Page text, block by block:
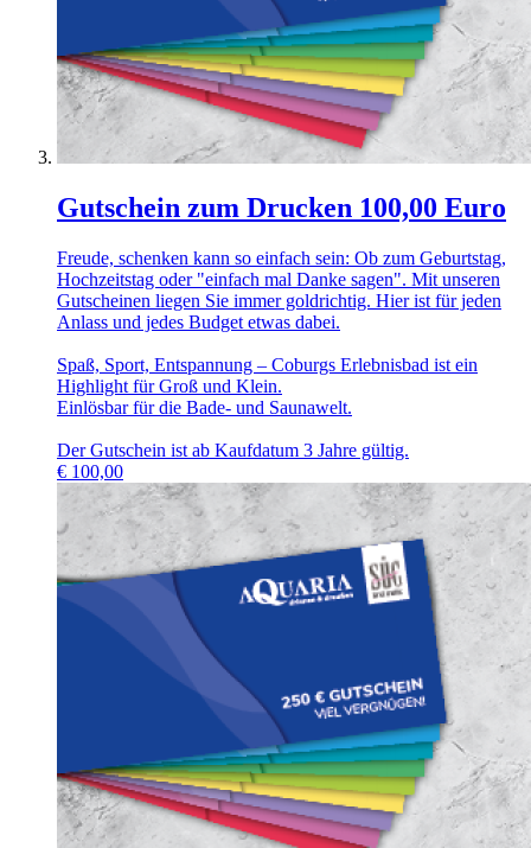
Gutschein zum Drucken 100,00 Euro
Freude, schenken kann so einfach sein: Ob zum Geburtstag,
Hochzeitstag oder "einfach mal Danke sagen". Mit unseren
Gutscheinen liegen Sie immer goldrichtig. Hier ist für jeden
Anlass und jedes Budget etwas dabei.
Spaß, Sport, Entspannung – Coburgs Erlebnisbad ist ein
Highlight für Groß und Klein.
Einlösbar für die Bade- und Saunawelt.
Der Gutschein ist ab Kaufdatum 3 Jahre gültig.
€ 100,00